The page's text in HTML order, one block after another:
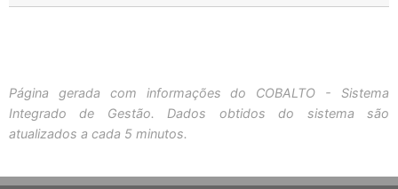
Página gerada com informações do COBALTO - Sistema
Integrado de Gestão. Dados obtidos do sistema são
atualizados a cada 5 minutos.